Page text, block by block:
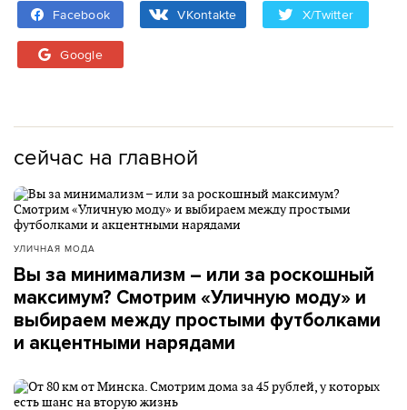
Facebook VKontakte X/Twitter
Google
сейчас на главной
УЛИЧНАЯ МОДА
Вы за минимализм – или за роскошный
максимум? Смотрим «Уличную моду» и
выбираем между простыми футболками
и акцентными нарядами